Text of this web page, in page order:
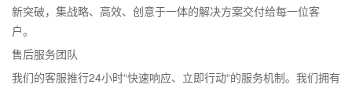
新突破，集战略、高效、创意于一体的解决方案交付给每一位客
户。
售后服务团队
我们的客服推行24小时“快速响应、立即行动“的服务机制。我们拥有